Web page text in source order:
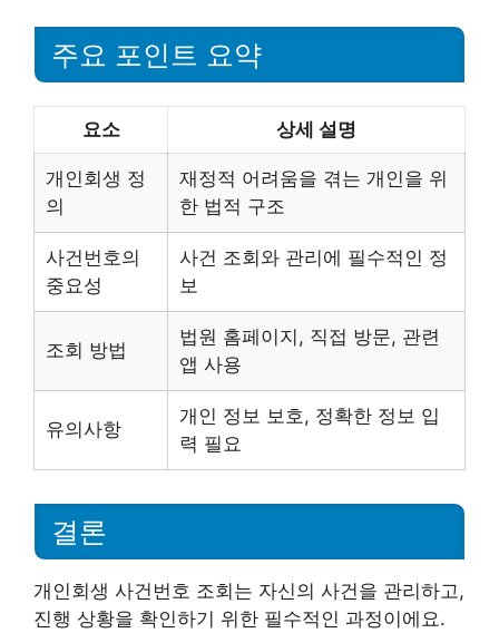
주요 포인트 요약
요소 상세 설명
개인회생 정
의
재정적 어려움을 겪는 개인을 위
한 법적 구조
사건번호의
중요성
사건 조회와 관리에 필수적인 정
보
조회 방법
법원 홈페이지, 직접 방문, 관련
앱 사용
유의사항
개인 정보 보호, 정확한 정보 입
력 필요
결론
개인회생 사건번호 조회는 자신의 사건을 관리하고,
진행 상황을 확인하기 위한 필수적인 과정이에요.